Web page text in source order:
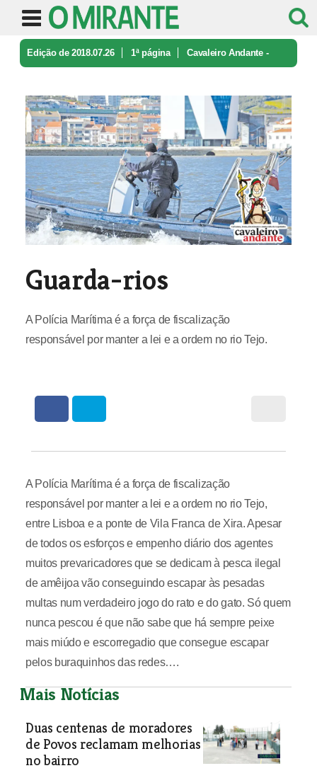
Edição de 2018.07.26 1ª página Cavaleiro Andante -
Guarda-rios
A Polícia Marítima é a força de fiscalização
responsável por manter a lei e a ordem no rio Tejo.
A Polícia Marítima é a força de fiscalização
responsável por manter a lei e a ordem no rio Tejo,
entre Lisboa e a ponte de Vila Franca de Xira. Apesar
de todos os esforços e empenho diário dos agentes
muitos prevaricadores que se dedicam à pesca ilegal
de amêijoa vão conseguindo escapar às pesadas
multas num verdadeiro jogo do rato e do gato. Só quem
nunca pescou é que não sabe que há sempre peixe
mais miúdo e escorregadio que consegue escapar
pelos buraquinhos das redes….
Mais Notícias
Duas centenas de moradores
de Povos reclamam melhorias
no bairro